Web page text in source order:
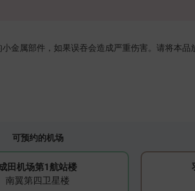
金属部件，如果误吞会造成严重伤害。请将本
可预约的机场
田机场第1航站楼
南翼第四卫星楼